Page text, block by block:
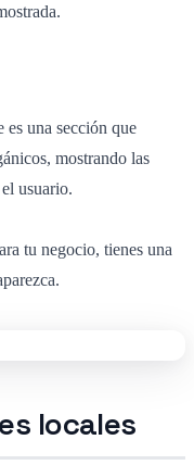
una sección que
mostrando las
usuario.
tu negocio, tienes una
locales